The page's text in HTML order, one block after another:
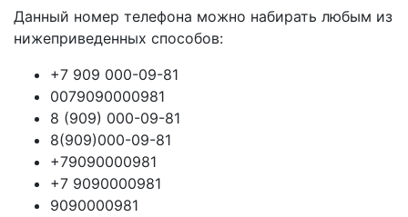
Данный номер телефона можно набирать любым из
нижеприведенных способов:
+7 909 000-09-81
0079090000981
8 (909) 000-09-81
8(909)000-09-81
+79090000981
+7 9090000981
9090000981